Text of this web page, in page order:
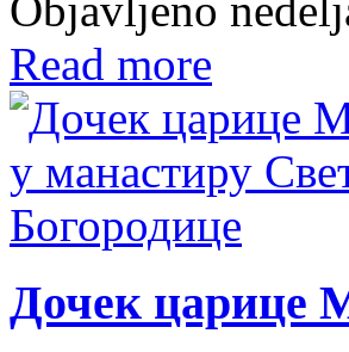
Objavljeno
Read more
Дочек царице